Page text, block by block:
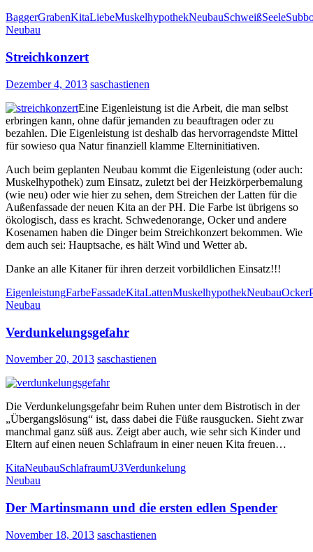
BaggerGrabenKitaLiebeMuskelhypothekNeubauSchweißSeele
Neubau
Streichkonzert
Dezember 4, 2013 saschastienen
Eine Eigenleistung ist die Arbeit, die man selbst
erbringen kann, ohne dafür jemanden zu beauftragen oder zu
bezahlen. Die Eigenleistung ist deshalb das hervorragendste Mittel
für sowieso qua Natur finanziell klamme Elterninitiativen.
Auch beim geplanten Neubau kommt die Eigenleistung (oder auch:
Muskelhypothek) zum Einsatz, zuletzt bei der Heizkörperbemalung
(wie neu) oder wie hier zu sehen, dem Streichen der Latten für die
Außenfassade der neuen Kita an der PH. Die Farbe ist übrigens so
ökologisch, dass es kracht. Schwedenorange, Ocker und andere
Kosenamen haben die Dinger beim Streichkonzert bekommen. Wie
dem auch sei: Hauptsache, es hält Wind und Wetter ab.
Danke an alle Kitaner für ihren derzeit vorbildlichen Einsatz!!!
EigenleistungFarbeFassadeKitaLattenMuskelhypothekNeubauOcker
Neubau
Verdunkelungsgefahr
November 20, 2013 saschastienen
Die Verdunkelungsgefahr beim Ruhen unter dem Bistrotisch in der
„Übergangslösung“ ist, dass dabei die Füße rausgucken. Sieht zwar
manchmal ganz süß aus. Zeigt aber auch, wie sehr sich Kinder und
Eltern auf einen neuen Schlafraum in einer neuen Kita freuen…
KitaNeubauSchlafraumU3Verdunkelung
Neubau
Der Martinsmann und die ersten edlen Spender
November 18, 2013 saschastienen